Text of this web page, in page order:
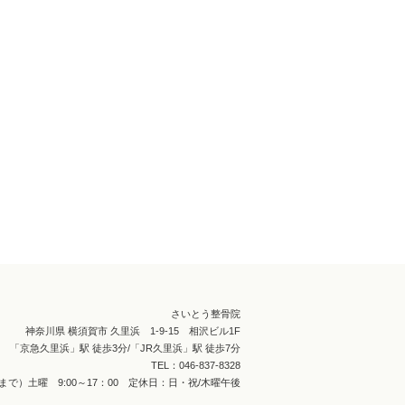
さいとう整骨院
神奈川県 横須賀市 久里浜 1-9-15 相沢ビル1F
「京急久里浜」駅 徒歩3分/「JR久里浜」駅 徒歩7分
TEL：046-837-8328
で）土曜 9:00～17：00 定休日：日・祝/木曜午後